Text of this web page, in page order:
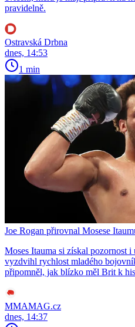
pravidelně.
Ostravská Drbna
dnes, 14:53
1 min
Joe Rogan přirovnal Mosese
Moses Itauma si získal pozornost
vyzdvihl rychlost mladého
připomněl, jak blízko měl Brit k
MMAMAG.cz
dnes, 14:37